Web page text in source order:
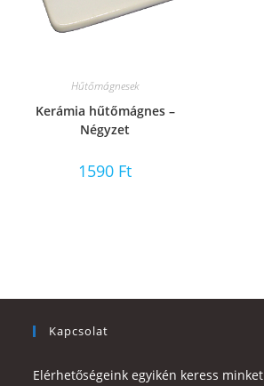
Hűtőmágnesek
Kerámia hűtőmágnes –
Négyzet
1590 Ft
Kapcsolat
Elérhetőségeink egyikén keress minket